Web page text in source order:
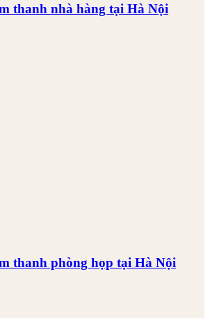
thanh nhà hàng tại Hà Nội
thanh phòng họp tại Hà Nội